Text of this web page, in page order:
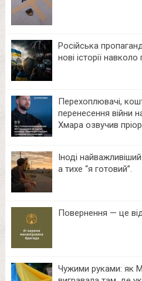
Російська
нові історії навколо
Перехоплювачі,
перенесення війни
Хмара озвучив
Іноді
а тихе “я готовий”.
Повернення — це
Чужими руками: як